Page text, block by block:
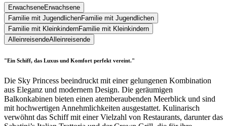
ErwachseneErwachsene
Familie mit JugendlichenFamilie mit Jugendlichen
Familie mit KleinkindernFamilie mit Kleinkindern
AlleinreisendeAlleinreisende
"Ein Schiff, das Luxus und Komfort perfekt vereint."
Die Sky Princess beeindruckt mit einer gelungenen Kombination
aus Eleganz und modernem Design. Die geräumigen
Balkonkabinen bieten einen atemberaubenden Meerblick und sind
mit hochwertigen Annehmlichkeiten ausgestattet. Kulinarisch
verwöhnt das Schiff mit einer Vielzahl von Restaurants, darunter das